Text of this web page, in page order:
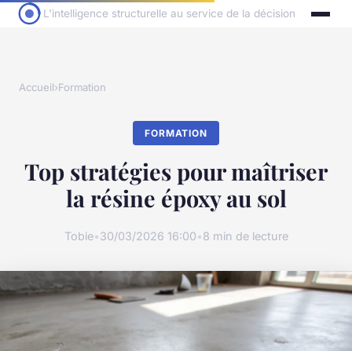
L'intelligence structurelle au service de la décision
Accueil›Formation
FORMATION
Top stratégies pour maîtriser
la résine époxy au sol
Tobie•30/03/2026 16:00•8 min de lecture